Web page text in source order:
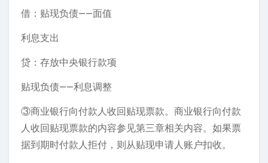
借：贴现负债——面值
利息支出
贷：存放中央银行款项
贴现负债——利息调整
③商业银行向付款人收回贴现票款。商业银行向付款
人收回贴现票款的内容参见第三章相关内容。如果票
据到期时付款人拒付，则从贴现申请人账户扣收。